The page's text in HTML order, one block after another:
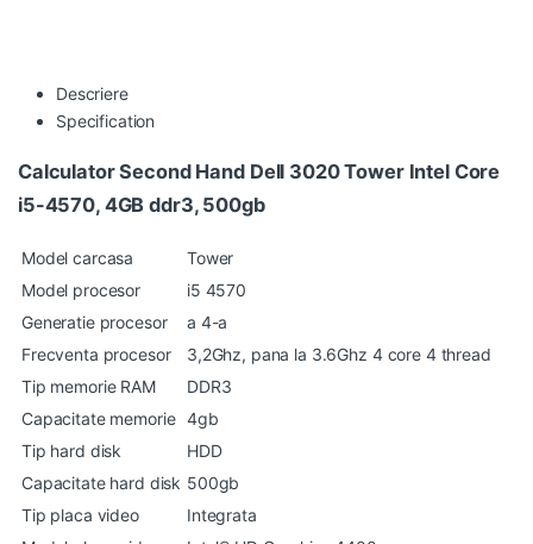
Descriere
Specification
Calculator Second Hand Dell 3020 Tower Intel Core
i5-4570, 4GB ddr3, 500gb
Model carcasa
Tower
Model procesor
i5 4570
Generatie procesor
a 4-a
Frecventa procesor
3,2Ghz, pana la 3.6Ghz 4 core 4 thread
Tip memorie RAM
DDR3
Capacitate memorie 4gb
Tip hard disk
HDD
Capacitate hard disk 500gb
Tip placa video
Integrata